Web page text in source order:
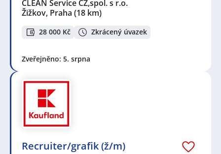
CLEAN Service CZ,spol. s r.o.
Žižkov, Praha (18 km)
28 000 Kč Zkrácený úvazek
Zveřejněno: 5. srpna
Recruiter/grafik (ž/m)